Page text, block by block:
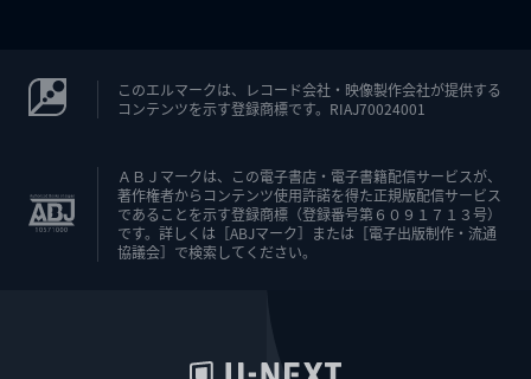
このエルマークは、レコード会社・映像製作会社が提供する
コンテンツを示す登録商標です。RIAJ70024001
ＡＢＪマークは、この電子書店・電子書籍配信サービスが、
著作権者からコンテンツ使用許諾を得た正規版配信サービス
であることを示す登録商標（登録番号第６０９１７１３号）
です。詳しくは［ABJマーク］または［電子出版制作・流通
協議会］で検索してください。